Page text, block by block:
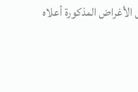
المذكورة أعلاه